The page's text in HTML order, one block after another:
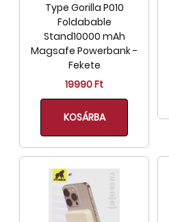
Type Gorilla P010
Foldabable
Stand10000 mAh
Magsafe Powerbank -
Fekete
19990 Ft
KOSÁRBA